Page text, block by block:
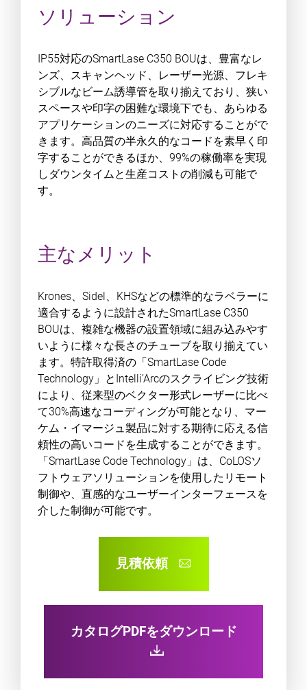
ソリューション
IP55対応のSmartLase C350 BOUは、豊富なレ
ンズ、スキャンヘッド、レーザー光源、フレキ
シブルなビーム誘導管を取り揃えており、狭い
スペースや印字の困難な環境下でも、あらゆる
アプリケーションのニーズに対応することがで
きます。高品質の半永久的なコードを素早く印
字することができるほか、99%の稼働率を実現
しダウンタイムと生産コストの削減も可能で
す。
主なメリット
Krones、Sidel、KHSなどの標準的なラベラーに
適合するように設計されたSmartLase C350
BOUは、複雑な機器の設置領域に組み込みやす
いように様々な長さのチューブを取り揃えてい
ます。特許取得済の「SmartLase Code
Technology」とIntelli’Arcのスクライビング技術
により、従来型のベクター形式レーザーに比べ
て30%高速なコーディングが可能となり、マー
ケム・イマージュ製品に対する期待に応える信
頼性の高いコードを生成することができます。
「SmartLase Code Technology」は、CoLOSソ
フトウェアソリューションを使用したリモート
制御や、直感的なユーザーインターフェースを
介した制御が可能です。
見積依頼
カタログPDFをダウンロード